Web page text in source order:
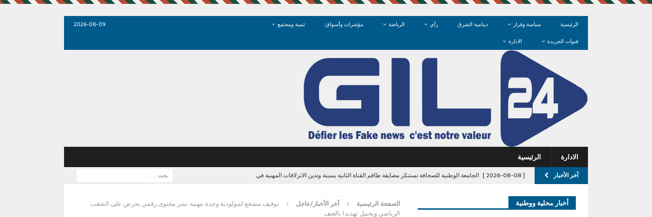
الرئيسية سياسة وقرار دينامية الشرق رأي الرياضة مؤشرات وأسواق:
تنمية ومجتمع
قنوات الجريدة
الادارة
2026-08-09
الادارة الرئيسية
آخر الأخبار [ 2026-08-08 ]
الجامعة الوطنية للصحافة تستنكر مضايقة طاقم القناة الثانية بسبتة وتدين الانزلاقات المهنية في
[ 2026-08-08 ]
GIL24-TV الشرطة القضائية بالعرائش تفتح بحثاً قضائياً في تصريحات زائفة لمرشحة للهجرة
الصفحة الرئيسية آخر الأخبار/عاجل
توقيف مشجع لمولودية وجدة بتهمة نشر محتوى رقمي يحرض على الشغب
الرياضي ويحمل تهديدا بالعنف
أخبار محلية ووطنية